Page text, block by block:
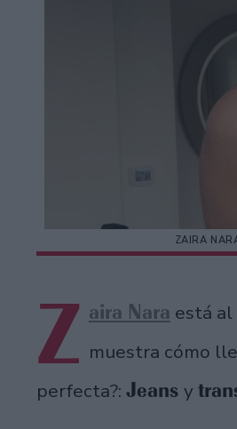
ZAIRA
Z aira Nara está
muestra cómo
perfecta?: Jeans y